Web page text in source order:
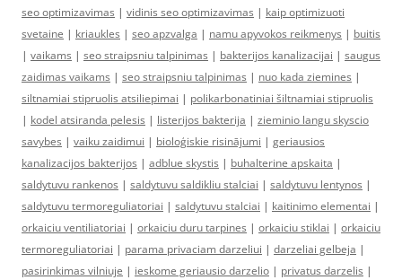
seo optimizavimas | vidinis seo optimizavimas | kaip optimizuoti
svetaine | kriaukles | seo apzvalga | namu apyvokos reikmenys | buitis
| vaikams | seo straipsniu talpinimas | bakterijos kanalizacijai | saugus
zaidimas vaikams | seo straipsniu talpinimas | nuo kada ziemines |
siltnamiai stipruolis atsiliepimai | polikarbonatiniai šiltnamiai stipruolis
| kodel atsiranda pelesis | listerijos bakterija | zieminio langu skyscio
savybes | vaiku zaidimui | bioloģiskie risinājumi | geriausios
kanalizacijos bakterijos | adblue skystis | buhalterine apskaita |
saldytuvu rankenos | saldytuvu saldikliu stalciai | saldytuvu lentynos |
saldytuvu termoreguliatoriai | saldytuvu stalciai | kaitinimo elementai |
orkaiciu ventiliatoriai | orkaiciu duru tarpines | orkaiciu stiklai | orkaiciu
termoreguliatoriai | parama privaciam darzeliui | darzeliai gelbeja |
pasirinkimas vilniuje | ieskome geriausio darzelio | privatus darzelis |